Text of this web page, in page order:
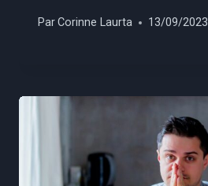
ParCorinne Laurta 13/09/2023